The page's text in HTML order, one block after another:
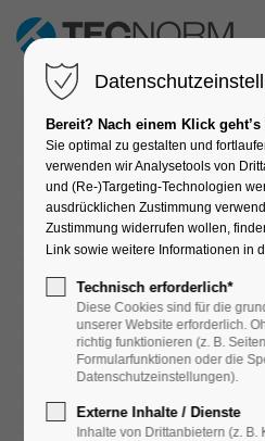
Bereit? Nach einem Klick geht’s
Sie optimal zu gestalten und
verwenden wir Analysetools von
und (Re‑)Targeting-Technologien
ausdrücklichen Zustimmung
Zustimmung widerrufen wollen,
Link sowie weitere Informationen in
Technisch erforderlich*
Diese Cookies sind für die
unserer Website erforderlich.
richtig funktionieren (z. B.
Formularfunktionen oder die
Datenschutzeinstellungen).
Externe Inhalte / Dienste
Inhalte von Drittanbietern (z.